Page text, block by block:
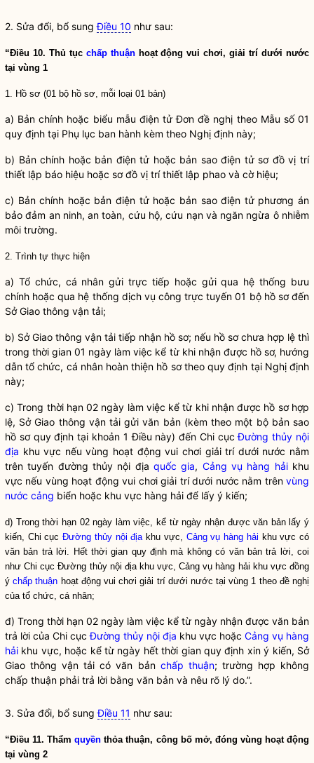
2. Sửa đổi, bổ sungĐiều 10 như sau:
“Điều 10. Thủ tục chấp thuậnhoạt động vui chơi, giải trí dưới nước
tại vùng 1
1. Hồ sơ (01 bộ hồ sơ, mỗi loại 01 bản)
a) Bản chính hoặc biểu mẫu điện tử Đơn đề nghị theo Mẫu số 01
quy định tại Phụ lục ban hành kèm theo Nghị định này;
b) Bản chính hoặc bản điện tử hoặc bản sao điện tử sơ đồ vị trí
thiết lập báo hiệu hoặc sơ đồ vị trí thiết lập phao và cờ hiệu;
c) Bản chính hoặc bản điện tử hoặc bản sao điện tử phương án
bảo đảm an ninh, an toàn, cứu hộ, cứu nạn và ngăn ngừa ô nhiễm
môi trường.
2. Trình tự thực hiện
a) Tổ chức, cá nhân gửi trực tiếp hoặc gửi qua hệ thống bưu
chính hoặc qua hệ thống dịch vụ công trực tuyến 01 bộ hồ sơ đến
Sở Giao thông vận tải;
b) Sở Giao thông vận tải tiếp nhận hồ sơ; nếu hồ sơ chưa hợp lệ thì
trong thời gian 01 ngày làm việc kể từ khi nhận được hồ sơ, hướng
dẫn tổ chức, cá nhân hoàn thiện hồ sơ theo quy định tại Nghị định
này;
c) Trong thời hạn 02 ngày làm việc kể từ khi nhận được hồ sơ hợp
lệ, Sở Giao thông vận tải gửi văn bản (kèm theo một bộ bản sao
hồ sơ quy định tại khoản 1 Điều này) đến Chi cụcĐường thủy nội
địa khu vực nếu vùng hoạt động vui chơi giải trí dưới nước nằm
trên tuyến đường thủy nội địa quốc gia, Cảng vụ hàng hảikhu
vực nếu vùng hoạt động vui chơi giải trí dưới nước nằm trên vùng
nước cảng biển hoặc khu vực hàng hải để lấy ý kiến;
d) Trong thời hạn 02 ngày làm việc, kể từ ngày nhận được văn bản lấy ý
kiến, Chi cụcĐường thủy nội địakhu vực, Cảng vụ hàng hải khu vực có
văn bản trả lời. Hết thời gian quy định mà không có văn bản trả lời, coi
như Chi cụcĐường thủy nội địakhu vực,Cảng vụ hàng hải khu vực đồng
ýchấp thuận hoạt động vui chơi giải trí dưới nước tại vùng 1 theo đề nghị
của tổ chức, cá nhân;
đ) Trong thời hạn 02 ngày làm việc kể từ ngày nhận được văn bản
trả lời của Chi cụcĐường thủy nội địa khu vực hoặc Cảng vụ hàng
hải khu vực, hoặc kể từ ngày hết thời gian quy định xin ý kiến, Sở
Giao thông vận tải có văn bản chấp thuận; trường hợp không
chấp thuận phải trả lời bằng văn bản và nêu rõ lý do.”.
3. Sửa đổi, bổ sungĐiều 11 như sau:
“Điều 11. Thẩmquyền thỏa thuận, công bố mở, đóng vùng hoạt động
tại vùng 2